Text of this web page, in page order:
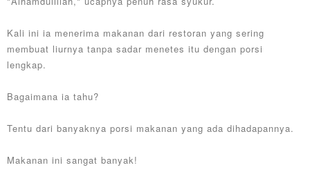
Kali ini ia menerima makanan dari restoran yang sering
membuat liurnya tanpa sadar menetes itu dengan porsi
lengkap.
Bagaimana ia tahu?
Tentu dari banyaknya porsi makanan yang ada dihadapannya.
Makanan ini sangat banyak!